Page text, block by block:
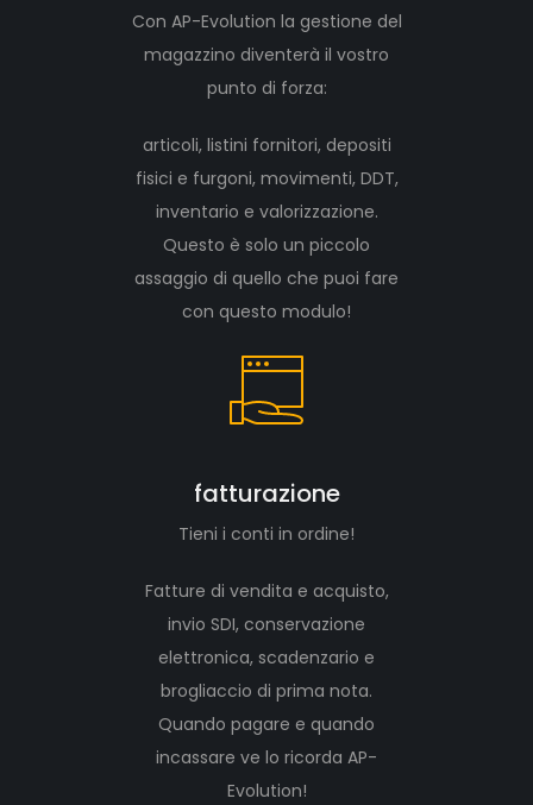
Con AP-Evolution la gestione del
magazzino diventerà il vostro
punto di forza:
articoli, listini fornitori, depositi
fisici e furgoni, movimenti, DDT,
inventario e valorizzazione.
Questo è solo un piccolo
assaggio di quello che puoi fare
con questo modulo!
fatturazione
Tieni i conti in ordine!
Fatture di vendita e acquisto,
invio SDI, conservazione
elettronica, scadenzario e
brogliaccio di prima nota.
Quando pagare e quando
incassare ve lo ricorda AP-
Evolution!